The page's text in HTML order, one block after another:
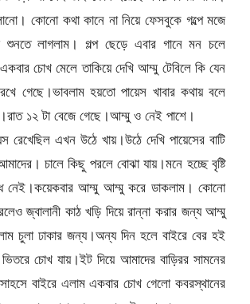
কোনো কথা কানে না নিয়ে ফেসবুকে গল্পে মজে
লাগলাম। গল্প ছেড়ে এবার গানে মন চলে
চোখ মেলে তাকিয়ে দেখি আম্মু টেবিলে কি যেন
গেছে।ভাবলাম হয়তো পায়েস খাবার কথায় বলে
১২ টা বেজে গেছে।আম্মু ও নেই পাশে।
এখন উঠে খায়।উঠে দেখি পায়েসের বাটি
চালে কিছু পরলে বোঝা যায়।মনে হচ্ছে বৃষ্টি
নেই।কয়েকবার আম্মু আম্মু করে ডাকলাম। কোনো
জ্বালানী কাঠ খড়ি দিয়ে রান্না করার জন্য আম্মু
চুলা ঢাকার জন্য।অন্য দিন হলে বাইরে বের হই
চোখ যায়।ইট দিয়ে আমাদের বাড়িরর সামনের
বাইরে এলাম একবার চোখ গেলো কবরস্থানের